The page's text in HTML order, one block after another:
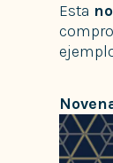
Esta